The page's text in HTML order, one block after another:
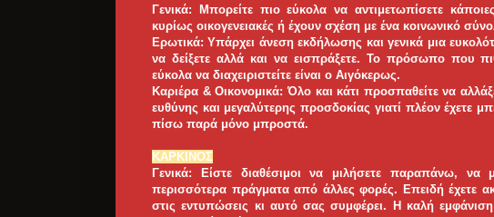
Γενικά: Μπορείτε πιο εύκολα να αντιμετωπίσετε
κυρίως οικογενειακές ή έχουν σχέση με ένα κοινωνικό
Ερωτικά: Υπάρχει άνεση εκδήλωσης και γενικά μια
να δείξετε αλλά και να εισπράξετε. Το πρόσωπο που
εύκολα να διαχειριστείτε είναι ο Αιγόκερως.
Καριέρα & Οικονομικά: Όλο και κάτι προσπαθείτε να
ευθύνης και μεγαλύτερης προσδοκίας γιατί πλέον έχετε
πίσω παρά μόνο μπροστά.
ΚΑΡΚΙΝΟΣ
Γενικά: Είστε διαθέσιμοι να μιλήσετε παραπάνω, να
περισσότερα πράγματα από άλλες φορές. Επειδή έχετε
στις εντυπώσεις κι αυτό σας συμφέρει. Η καλή